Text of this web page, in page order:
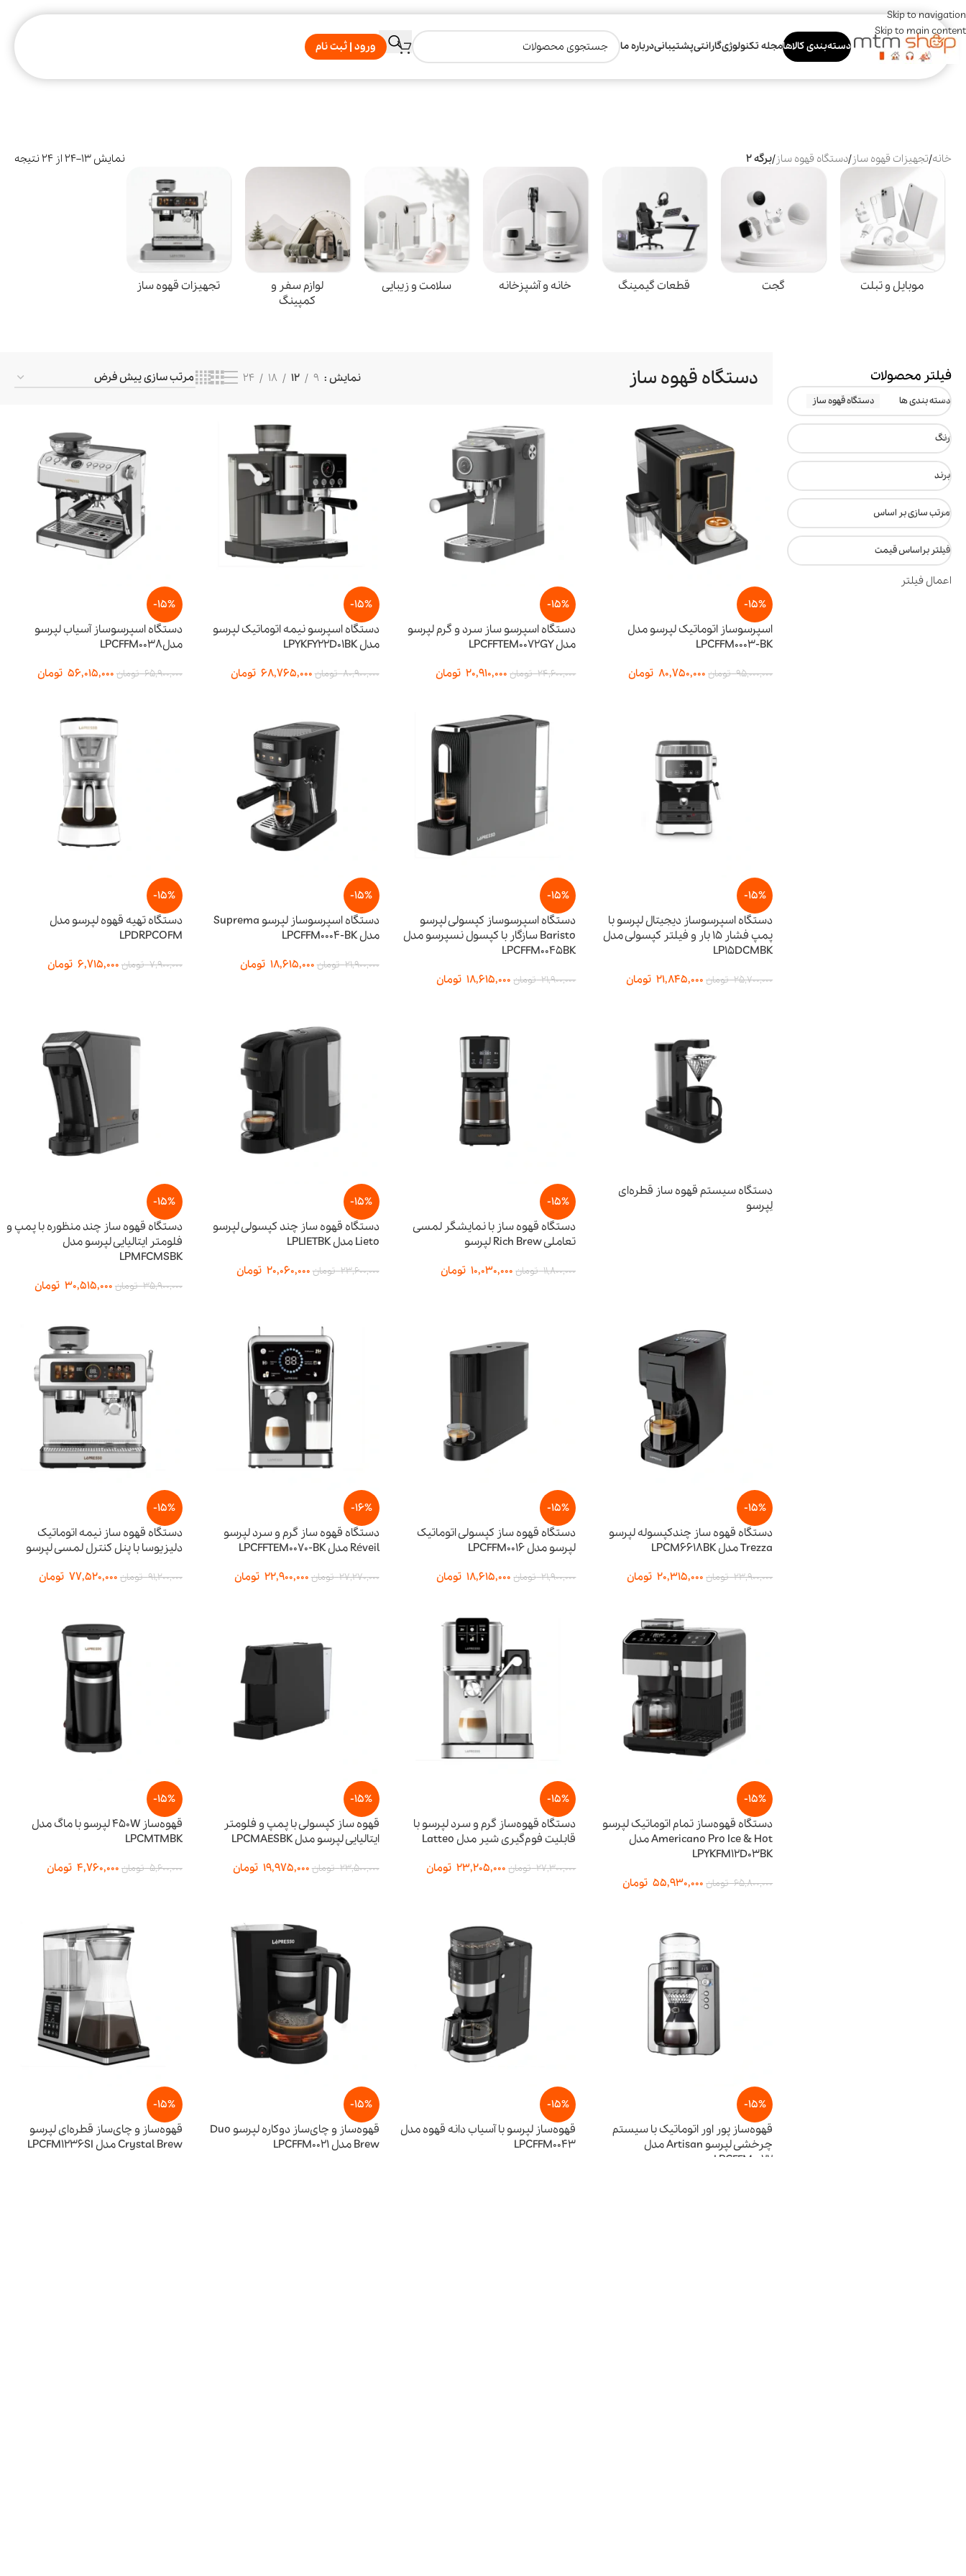
Skip to navigation
Skip to main content
دسته‌بندی کالاهامجله تکنولوژیگارانتیپشتیبانیدرباره ما ورود | ثبت نام
خانه/تجهیزات قهوه ساز/دستگاه قهوه ساز/برگه 2 نمایش 13–24 از 24 نتیجه
موبایل و تبلت گجت قطعات گیمینگ خانه و آشپزخانه سلامت و زیبایی
لوازم سفر و
کمپینگ
تجهیزات قهوه ساز
فیلتر محصولات
دسته بندی ها دستگاه قهوه ساز
رنگ
برند
مرتب سازی بر اساس
فیلتر براساس قیمت
اعمال فیلتر
دستگاه قهوه ساز نمایش 9
12
18
24
-15%
اسپرسوساز اتوماتیک لپرسو مدل
LPCFFM0003-BK
95,000,000 تومان 80,750,000 تومان
-15%
دستگاه اسپرسو ساز سرد و گرم لپرسو
مدل LPCFFTEM0072GY
24,600,000 تومان 20,910,000 تومان
-15%
دستگاه اسپرسو نیمه اتوماتیک لپرسو
مدل LPYKFY22D01BK
80,900,000 تومان68,765,000 تومان
-15%
دستگاه اسپرسوساز آسیاب لپرسو
مدلLPCFFM0038
65,900,000 تومان 56,015,000 تومان
-15%
دستگاه اسپرسوساز دیجیتال لپرسو با
پمپ فشار 15 بار و فیلتر کپسولی مدل
LP15DCMBK
25,700,000 تومان 21,845,000 تومان
-15%
دستگاه اسپرسوساز کپسولی لپرسو
Baristo سازگار با کپسول نسپرسو مدل
LPCFFM0045BK
21,900,000 تومان 18,615,000 تومان
-15%
دستگاه اسپرسوساز لپرسو Suprema
مدل LPCFFM0004-BK
21,900,000 تومان18,615,000 تومان
-15%
دستگاه تهیه قهوه لپرسو مدل
LPDRPCOFM
7,900,000 تومان 6,715,000 تومان
دستگاه سیستم قهوه ساز قطره‌ای
لِپرسو
-15%
دستگاه قهوه ساز با نمایشگر لمسی
تعاملی Rich Brew لپرسو
11,800,000 تومان 10,030,000 تومان
-15%
دستگاه قهوه ساز چند کپسولی لپرسو
Lieto مدل LPLIETBK
23,600,000 تومان20,060,000 تومان
-15%
دستگاه قهوه ساز چند منظوره با پمپ و
فلومتر ایتالیایی لپرسو مدل
LPMFCMSBK
35,900,000 تومان 30,515,000 تومان
-15%
دستگاه قهوه ساز چندکپسوله لپرسو
Trezza مدل LPCM6618BK
23,900,000 تومان 20,315,000 تومان
-15%
دستگاه قهوه ساز کپسولی اتوماتیک
لپرسو مدل LPCFFM0016
21,900,000 تومان 18,615,000 تومان
-16%
دستگاه قهوه ساز گرم و سرد لپرسو
Réveil مدل LPCFFTEM0070-BK
27,270,000 تومان22,900,000 تومان
-15%
دستگاه قهوه ساز نیمه اتوماتیک
دلیزیوسا با پنل کنترل لمسی لپرسو
91,200,000 تومان 77,520,000 تومان
-15%
دستگاه قهوه‌ساز تمام اتوماتیک لپرسو
Americano Pro Ice & Hot مدل
LPYKFM12D03BK
65,800,000 تومان 55,930,000 تومان
-15%
دستگاه قهوه‌ساز گرم و سرد لپرسو با
قابلیت فوم‌گیری شیر مدل Latteo
27,300,000 تومان 23,205,000 تومان
-15%
قهوه ساز کپسولی با پمپ و فلومتر
ایتالیایی لپرسو مدل LPCMAESBK
23,500,000 تومان19,975,000 تومان
-15%
قهوه‌ساز 450W لپرسو با ماگ مدل
LPCMTMBK
5,600,000 تومان 4,760,000 تومان
-15%
قهوه‌ساز پور اور اتوماتیک با سیستم
چرخشی لپرسو Artisan مدل
LPCFFM0022
-15%
قهوه‌ساز لپرسو با آسیاب دانه قهوه مدل
LPCFFM0043
-15%
قهوه‌ساز و چای‌ساز دوکاره لپرسو Duo
Brew مدل LPCFFM0021
-15%
قهوه‌ساز و چای‌ساز قطره‌ای لپرسو
Crystal Brew مدل LPCFM1236SI